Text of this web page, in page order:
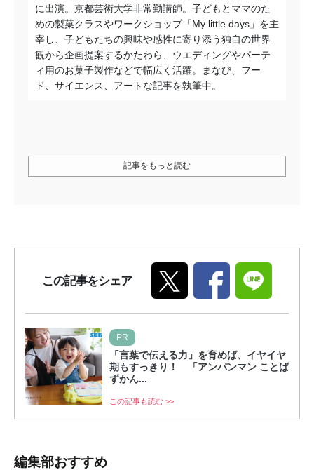
に出演。京都芸術大学非常勤講師。子どもとママのた
めの製菓クラスやワークショップ「My little days」を主
宰し、子どもたちの興味や感性に寄り添う独自の世界
観から企画提案するかたわら、ウエディングやパーテ
ィ用のお菓子製作などで幅広く活躍。まなび、フー
ド、サイエンス、アートな記事を執筆中。
記事をもっと読む
この記事をシェア
PR
「言葉で伝える力」を育めば、イヤイヤ
期もすっきり！ 「アンパンマン ことば
ずかん...
この記事も読む >>
編集部おすすめ